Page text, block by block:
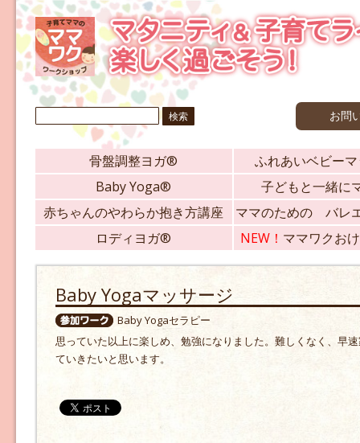
検
索: お問
骨盤調整ヨガ®
ふれあいベビー
Baby Yoga®
子どもと一緒に
赤ちゃんのやわらか抱き方講座
ママのための バレ
ロディヨガ®
NEW！ ママワクお
Baby Yogaマッサージ
Baby Yogaセラピー
思っていた以上に楽しめ、勉強になりました。難しくなく、早
ていきたいと思います。